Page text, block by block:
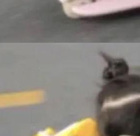
S3 恢复 SQLite 数据
化的唯一真相...
要么是vivo X300 E这
Fold8 Ultra / Z Fold8 /
7月22日发布，且全
for Galaxy，它们本该
Access 阶段。 De
landing page 最显
made between com
之间写出来的。git
到任何一次编辑：Delt
一次操作，...
达 183 亿美元
博客（VC 分
二季度业绩报告，Spac
。 与亚马逊、Alpha
统科技巨头相比，Spa
引人瞩目。然而，支
呈现出截然不同的面
agent；Muse Spark
模型。一句话概括：
dev.meta.ai/install.
项目里自动规划、写
用知识图谱校
器拥有全局视野。整个